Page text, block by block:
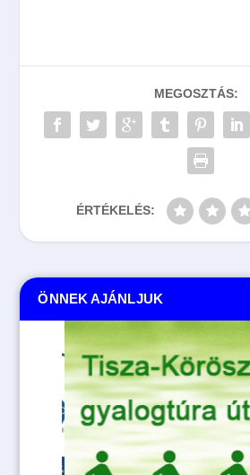
MEGOSZTÁS:
ÉRTÉKELÉS:
ÖNNEK AJÁNLJUK